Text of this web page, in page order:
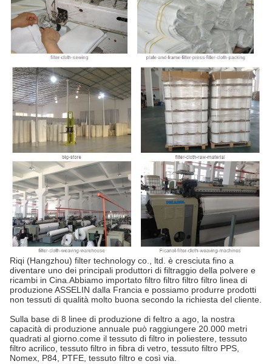
Riqi (Hangzhou) filter technology co., ltd. è cresciuta fino a
diventare uno dei principali produttori di filtraggio della polvere e
ricambi in Cina.Abbiamo importato filtro filtro filtro filtro linea di
produzione ASSELIN dalla Francia e possiamo produrre prodotti
non tessuti di qualità molto buona secondo la richiesta del cliente.
Sulla base di 8 linee di produzione di feltro a ago, la nostra
capacità di produzione annuale può raggiungere 20.000 metri
quadrati al giorno.come il tessuto di filtro in poliestere, tessuto
filtro acrilico, tessuto filtro in fibra di vetro, tessuto filtro PPS,
Nomex, P84, PTFE, tessuto filtro e così via.